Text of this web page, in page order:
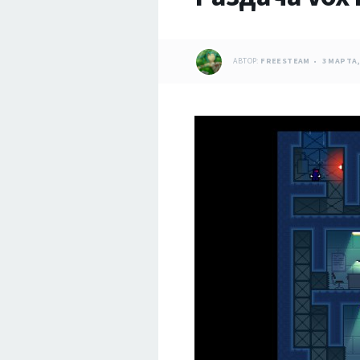
АВТОР: FREESTEAM 3 МАРТА,